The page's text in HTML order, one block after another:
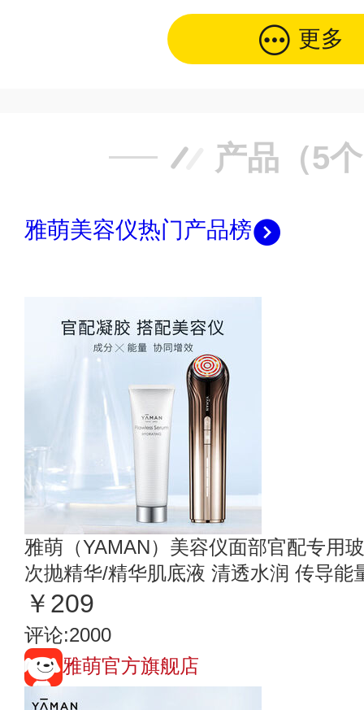
更多
产品（5
雅萌美容仪热门产品榜
雅萌（YAMAN）美容仪面部官配专用
次抛精华/精华肌底液 清透水润 传导能
￥209
评论:2000
雅萌官方旗舰店